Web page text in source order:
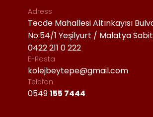
Adress
Tecde Mahallesi Altınkayısı
No:54/1 Yeşilyurt / Malatya
0422 211 0 222
E-Posta
kolejbeytepe@gmail.com
Telefon
0549155 7444